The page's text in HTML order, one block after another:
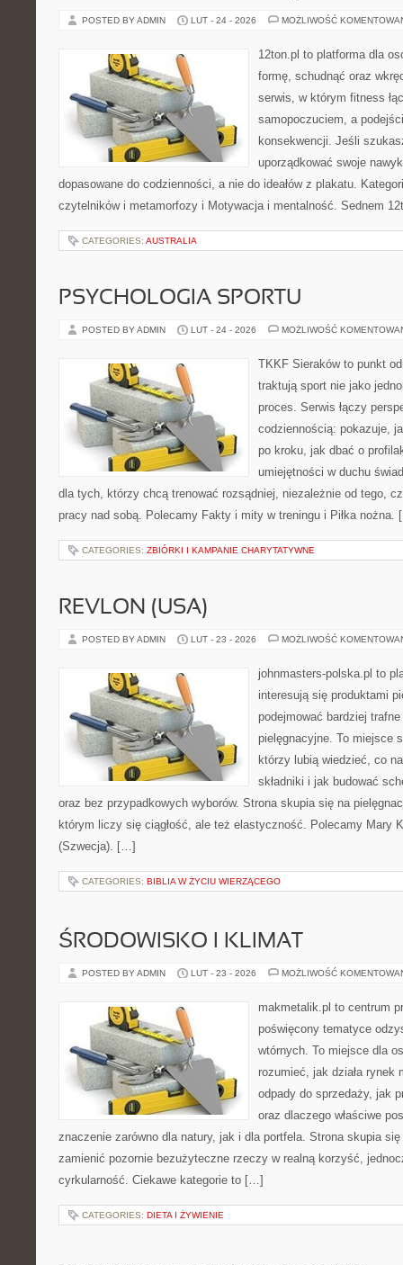
POSTED BY ADMIN LUT - 24 - 2026 MOŻLIWOŚĆ
12ton.pl to platforma dla
formę, schudnąć oraz
serwis, w którym fitness
samopoczuciem, a
konsekwencji. Jeśli
uporządkować swoje
dopasowane do codzienności, a nie do ideałów z plakatu.
czytelników i metamorfozy i Motywacja i mentalność. Sednem
CATEGORIES: AUSTRALIA
PSYCHOLOGIA SPORTU
POSTED BY ADMIN LUT - 24 - 2026 MOŻLIWOŚĆ
TKKF Sieraków to punkt
traktują sport nie jako
proces. Serwis łączy
codziennością: pokazuje,
po kroku, jak dbać o
umiejętności w duchu
dla tych, którzy chcą trenować rozsądniej, niezależnie od tego,
pracy nad sobą. Polecamy Fakty i mity w treningu i Piłka nożna.
CATEGORIES: ZBIÓRKI I KAMPANIE CHARYTATYWNE
REVLON (USA)
POSTED BY ADMIN LUT - 23 - 2026 MOŻLIWOŚĆ
johnmasters-polska.pl to
interesują się produktami
podejmować bardziej
pielęgnacyjne. To miejsce
którzy lubią wiedzieć, co
składniki i jak budować
oraz bez przypadkowych wyborów. Strona skupia się na
którym liczy się ciągłość, ale też elastyczność. Polecamy Mary
(Szwecja). […]
CATEGORIES: BIBLIA W ŻYCIU WIERZĄCEGO
ŚRODOWISKO I KLIMAT
POSTED BY ADMIN LUT - 23 - 2026 MOŻLIWOŚĆ
makmetalik.pl to centrum
poświęcony tematyce
wtórnych. To miejsce dla
rozumieć, jak działa rynek
odpady do sprzedaży, jak
oraz dlaczego właściwe
znaczenie zarówno dla natury, jak i dla portfela. Strona skupia
zamienić pozornie bezużyteczne rzeczy w realną korzyść,
cyrkularność. Ciekawe kategorie to […]
CATEGORIES: DIETA I ŻYWIENIE